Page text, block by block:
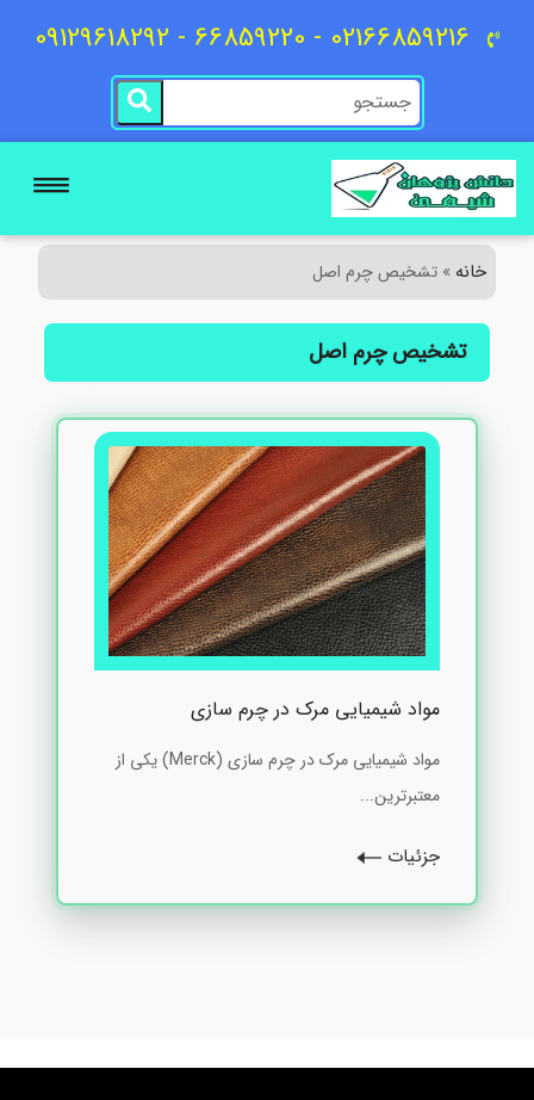
02166859216 - 66859220 - 09129618292
خانه»تشخیص چرم اصل
تشخیص چرم اصل
مواد شیمیایی مرک در چرم سازی
مواد شیمیایی مرک در چرم سازی (Merck) یکی از
معتبرترین...
جزئیات